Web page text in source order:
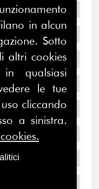
in alcun
Sotto
altri cookies
qualsiasi
le tue
cliccando
a sinistra.